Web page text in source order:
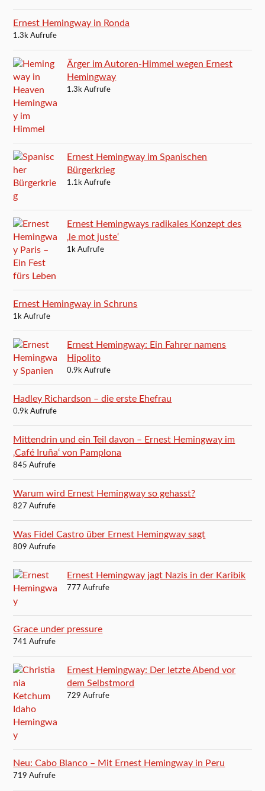
Ernest Hemingway in Ronda
1.3k Aufrufe
Ärger im Autoren-Himmel wegen Ernest
Hemingway
1.3k Aufrufe
Ernest Hemingway im Spanischen
Bürgerkrieg
1.1k Aufrufe
Ernest Hemingways radikales Konzept des
‚le mot juste‘
1k Aufrufe
Ernest Hemingway in Schruns
1k Aufrufe
Ernest Hemingway: Ein Fahrer namens
Hipolito
0.9k Aufrufe
Hadley Richardson – die erste Ehefrau
0.9k Aufrufe
Mittendrin und ein Teil davon – Ernest Hemingway im
‚Café Iruña‘ von Pamplona
845 Aufrufe
Warum wird Ernest Hemingway so gehasst?
827 Aufrufe
Was Fidel Castro über Ernest Hemingway sagt
809 Aufrufe
Ernest Hemingway jagt Nazis in der Karibik
777 Aufrufe
Grace under pressure
741 Aufrufe
Ernest Hemingway: Der letzte Abend vor
dem Selbstmord
729 Aufrufe
Neu: Cabo Blanco – Mit Ernest Hemingway in Peru
719 Aufrufe